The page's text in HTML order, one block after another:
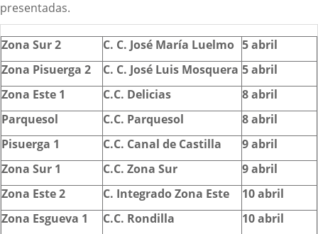
presentadas.
Zona Sur 2 C. C. José María Luelmo 5 abril
Zona Pisuerga 2
C. C. José Luis Mosquera 5 abril
Zona Este 1
C.C. Delicias
8 abril
Parquesol
C.C. Parquesol
8 abril
Pisuerga 1
C.C. Canal de Castilla
9 abril
Zona Sur 1
C.C. Zona Sur
9 abril
Zona Este 2
C. Integrado Zona Este
10 abril
Zona Esgueva 1
C.C. Rondilla
10 abril